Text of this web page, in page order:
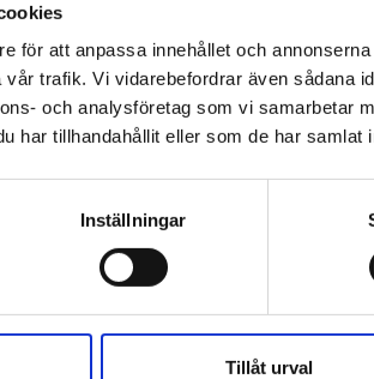
för att anpassa innehållet och
trafik. Vi vidarebefordrar även sådana
och analysföretag som vi samarbetar
har tillhandahållit eller som de har samlat
Inställningar
Tillåt urval
godkänner Bio Capitolsintegritetspolicy